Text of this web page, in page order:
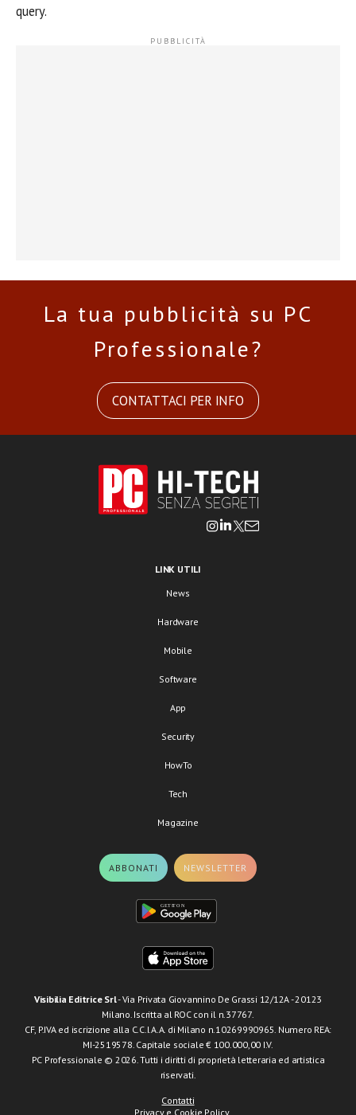
query.
La tua pubblicità su PC
Professionale?
CONTATTACI PER INFO
LINK UTILI
News
Hardware
Mobile
Software
App
Security
HowTo
Tech
Magazine
ABBONATI NEWSLETTER
Visibilia Editrice Srl- Via Privata Giovannino De Grassi 12/12A - 20123
Milano. Iscritta al ROC con il n.37767.
CF, P.IVA ed iscrizione alla C.C.I.A.A. di Milano n.10269990965. Numero REA:
MI-2519578. Capitale sociale € 100.000,00 I.V.
PC Professionale © 2026. Tutti i diritti di proprietà letteraria ed artistica
riservati.
Contatti
Privacy e Cookie Policy